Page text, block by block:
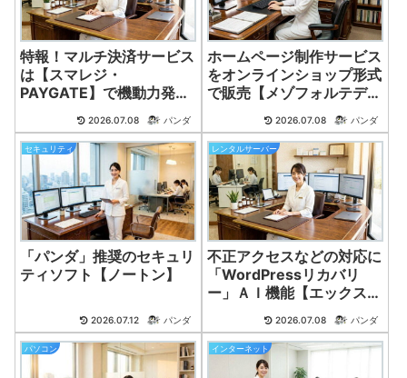
特報！マルチ決済サービス
は【スマレジ・
PAYGATE】で機動力発
2026.07.08 パンダ
ホームページ制作サービス
をオンラインショップ形式
で販売【メゾフォルテデザ
2026.07.08 パンダ
セキュリティ
「パンダ」推奨のセキュリ
ティソフト【ノートン】
2026.07.12 パンダ
レンタルサーバー
不正アクセスなどの対応に
「WordPressリカバリ
ー」ＡＩ機能【エックスサ
2026.07.08 パンダ
パソコン インターネット